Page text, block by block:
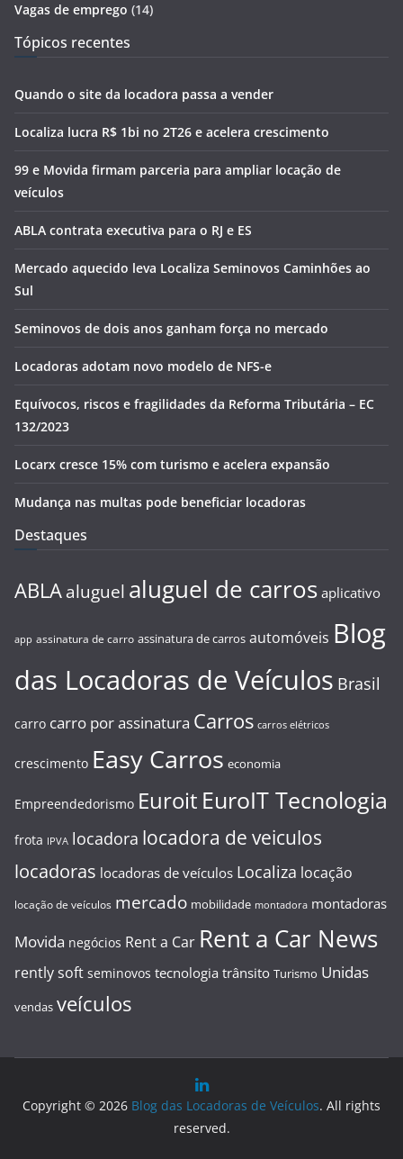
Vagas de emprego (14)
Tópicos recentes
Quando o site da locadora passa a vender
Localiza lucra R$ 1bi no 2T26 e acelera crescimento
99 e Movida firmam parceria para ampliar locação de
veículos
ABLA contrata executiva para o RJ e ES
Mercado aquecido leva Localiza Seminovos Caminhões ao
Sul
Seminovos de dois anos ganham força no mercado
Locadoras adotam novo modelo de NFS-e
Equívocos, riscos e fragilidades da Reforma Tributária – EC
132/2023
Locarx cresce 15% com turismo e acelera expansão
Mudança nas multas pode beneficiar locadoras
Destaques
ABLA aluguel aluguel de carros aplicativo
app assinatura de carro assinatura de carros automóveis Blog
das Locadoras de Veículos Brasil
carro carro por assinatura Carros carros elétricos
crescimento Easy Carros economia
Empreendedorismo Euroit EuroIT Tecnologia
frota IPVA locadora locadora de veiculos
locadoras locadoras de veículos Localiza locação
locação de veículos mercado mobilidade montadora montadoras
Movida negócios Rent a Car Rent a Car News
rently soft seminovos tecnologia trânsito Turismo Unidas
vendas veículos
Copyright © 2026 Blog das Locadoras de Veículos. All rights
reserved.